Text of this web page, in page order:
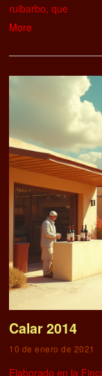
ruibarbo, que
More
Calar 2014
10 de enero de 2021
Elaborado en la